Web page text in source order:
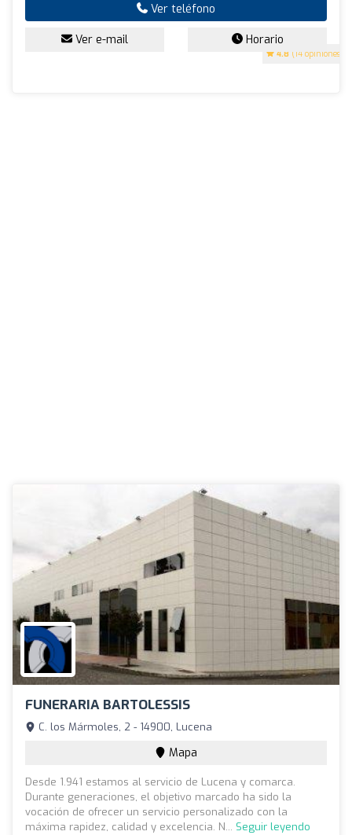
4.8 (14 opiniones)
Ver teléfono
Ver e-mail Horario
FUNERARIA BARTOLESSIS
C. los Mármoles, 2 - 14900, Lucena
Mapa
Desde 1.941 estamos al servicio de Lucena y comarca.
Durante generaciones, el objetivo marcado ha sido la
vocación de ofrecer un servicio personalizado con la
máxima rapidez, calidad y excelencia. N... Seguir leyendo